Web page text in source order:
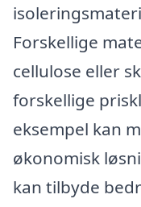
Forskellige
cellulose eller
forskellige
eksempel kan
økonomisk
kan tilbyde